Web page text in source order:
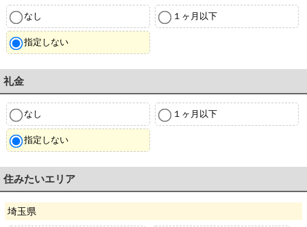
なし １ヶ月以下
指定しない
礼金
なし １ヶ月以下
指定しない
住みたいエリア
埼玉県